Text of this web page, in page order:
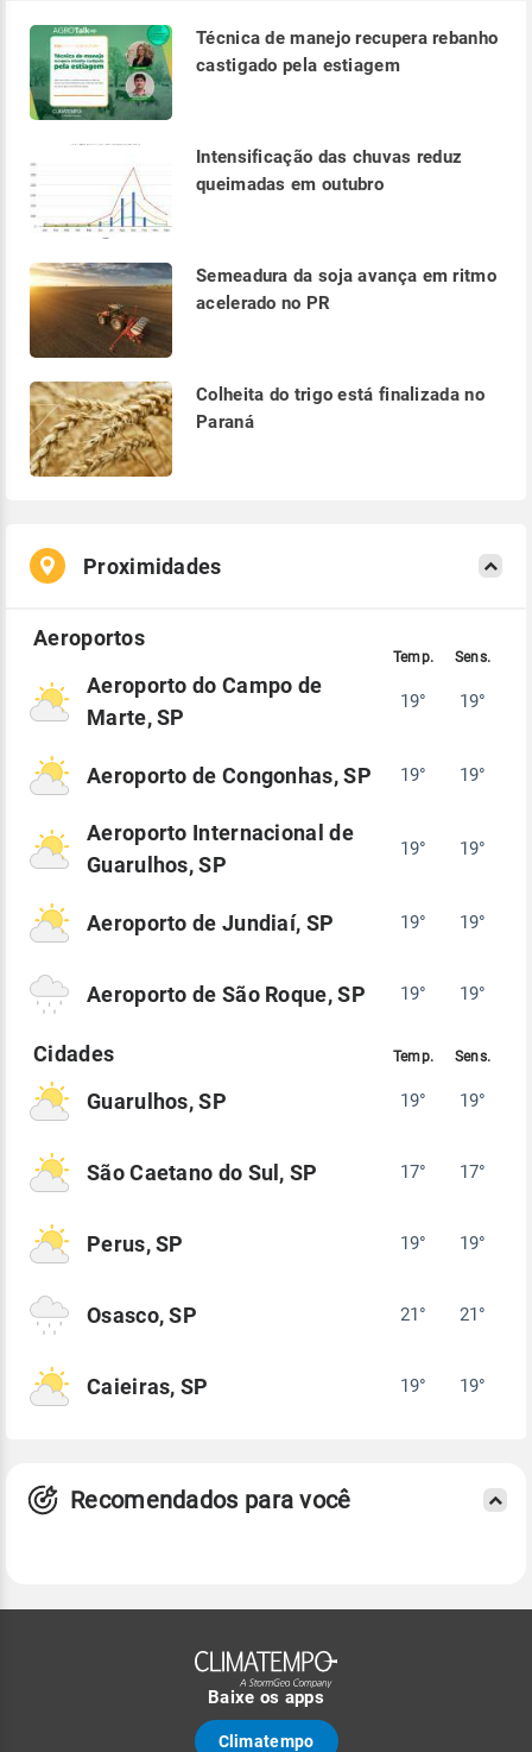
Técnica de manejo recupera rebanho
castigado pela estiagem
Intensificação das chuvas reduz
queimadas em outubro
Semeadura da soja avança em ritmo
acelerado no PR
Colheita do trigo está finalizada no
Paraná
Proximidades
Aeroporto do Campo de
Marte, SP
19° 19°
Aeroporto de Congonhas, SP 19° 19°
Aeroporto Internacional de
Guarulhos, SP
19° 19°
Aeroporto de Jundiaí, SP 19° 19°
Aeroporto de São Roque, SP 19° 19°
Guarulhos, SP 19° 19°
São Caetano do Sul, SP 17° 17°
Perus, SP 19° 19°
Osasco, SP 21° 21°
Caieiras, SP 19° 19°
Recomendados para você
Baixe os apps
Climatempo